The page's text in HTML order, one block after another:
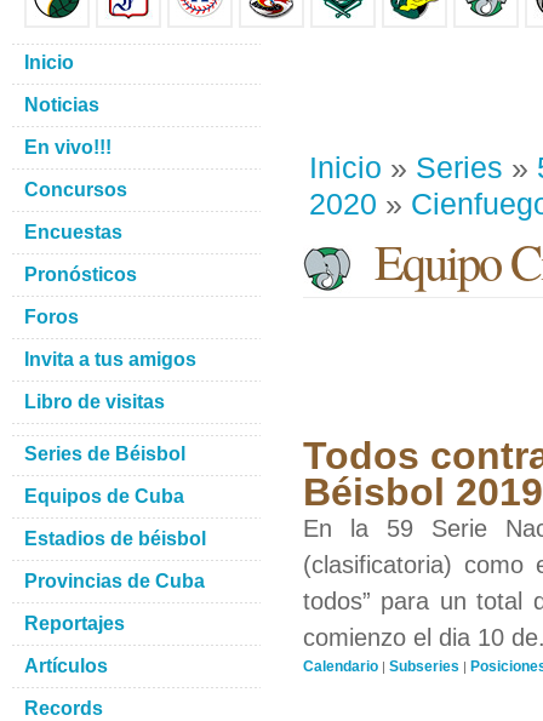
Inicio » Series »
2020 »
Equipo
Todos
Béisbol
En la 59 Serie
(clasificatoria) como
todos” para un total
comienzo el dia 10
Calendario | Subseries |
Inicio
Noticias
En vivo!!!
Concursos
Encuestas
Pronósticos
Foros
Invita a tus amigos
Libro de visitas
Series de Béisbol
Equipos de Cuba
Estadios de béisbol
Provincias de Cuba
Reportajes
Artículos
Records